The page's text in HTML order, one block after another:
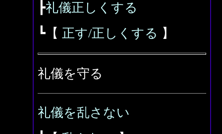
┣礼儀正しくする
┗【 正す/正しくする 】
礼儀を守る
礼儀を乱さない